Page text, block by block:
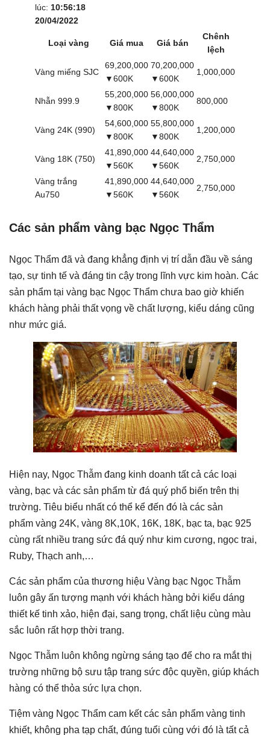
lúc: 10:56:18
20/04/2022
Loại vàng Giá mua Giá bán
Chênh
lệch
Vàng miếng SJC
69,200,000
▼600K
70,200,000
▼600K
1,000,000
Nhẫn 999.9
55,200,000
▼800K
56,000,000
▼800K
800,000
Vàng 24K (990)
54,600,000
▼800K
55,800,000
▼800K
1,200,000
Vàng 18K (750)
41,890,000
▼560K
44,640,000
▼560K
2,750,000
Vàng trắng
Au750
41,890,000
▼560K
44,640,000
▼560K
2,750,000
Các sản phẩm vàng bạc Ngọc Thẩm
Ngọc Thẩm đã và đang khẳng định vị trí dẫn đầu về sáng
tạo, sự tinh tế và đáng tin cậy trong lĩnh vực kim hoàn. Các
sản phẩm tại vàng bạc Ngọc Thẩm chưa bao giờ khiến
khách hàng phải thất vọng về chất lượng, kiểu dáng cũng
như mức giá.
Hiện nay, Ngọc Thẫm đang kinh doanh tất cả các loại
vàng, bạc và các sản phẩm từ đá quý phổ biến trên thị
trường. Tiêu biểu nhất có thể kể đến đó là các sản
phẩm vàng 24K, vàng 8K,10K, 16K, 18K, bạc ta, bạc 925
cùng rất nhiều trang sức đá quý như kim cương, ngọc trai,
Ruby, Thạch anh,…
Các sản phẩm của thương hiệu Vàng bạc Ngọc Thẫm
luôn gây ấn tượng mạnh với khách hàng bởi kiểu dáng
thiết kế tinh xảo, hiện đại, sang trọng, chất liệu cùng màu
sắc luôn rất hợp thời trang.
Ngọc Thẫm luôn không ngừng sáng tạo để cho ra mắt thị
trường những bộ sưu tập trang sức độc quyền, giúp khách
hàng có thể thỏa sức lựa chọn.
Tiệm vàng Ngọc Thẩm cam kết các sản phẩm vàng tinh
khiết, không pha tạp chất, đúng tuổi cùng với đó là tất cả